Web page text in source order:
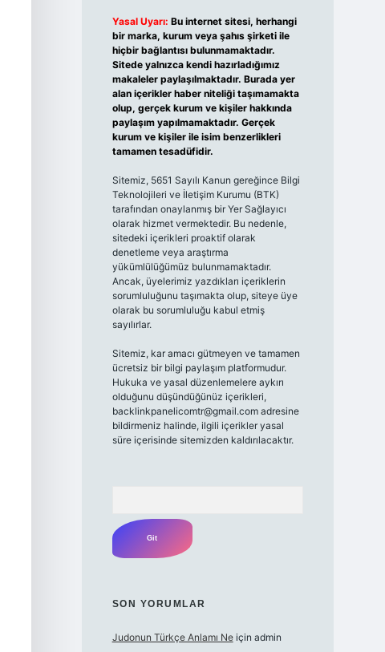
Yasal Uyarı: Bu internet sitesi, herhangi
bir marka, kurum veya şahıs şirketi ile
hiçbir bağlantısı bulunmamaktadır.
Sitede yalnızca kendi hazırladığımız
makaleler paylaşılmaktadır. Burada yer
alan içerikler haber niteliği taşımamakta
olup, gerçek kurum ve kişiler hakkında
paylaşım yapılmamaktadır. Gerçek
kurum ve kişiler ile isim benzerlikleri
tamamen tesadüfidir.
Sitemiz, 5651 Sayılı Kanun gereğince Bilgi
Teknolojileri ve İletişim Kurumu (BTK)
tarafından onaylanmış bir Yer Sağlayıcı
olarak hizmet vermektedir. Bu nedenle,
sitedeki içerikleri proaktif olarak
denetleme veya araştırma
yükümlülüğümüz bulunmamaktadır.
Ancak, üyelerimiz yazdıkları içeriklerin
sorumluluğunu taşımakta olup, siteye üye
olarak bu sorumluluğu kabul etmiş
sayılırlar.
Sitemiz, kar amacı gütmeyen ve tamamen
ücretsiz bir bilgi paylaşım platformudur.
Hukuka ve yasal düzenlemelere aykırı
olduğunu düşündüğünüz içerikleri,
backlinkpanelicomtr@gmail.comadresine
bildirmeniz halinde, ilgili içerikler yasal
süre içerisinde sitemizden kaldırılacaktır.
SON YORUMLAR
Judonun Türkçe Anlamı Neiçin admin